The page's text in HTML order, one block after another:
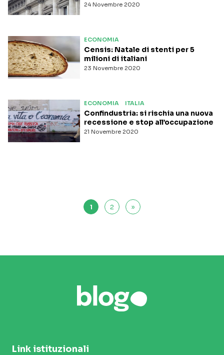
24 Novembre 2020
ECONOMIA
23 Novembre 2020
Censis: Natale di stenti per 5
milioni di italiani
ECONOMIA ITALIA
21 Novembre 2020
Confindustria: si rischia una nuova
recessione e stop all’occupazione
1 2 »
Link istituzionali